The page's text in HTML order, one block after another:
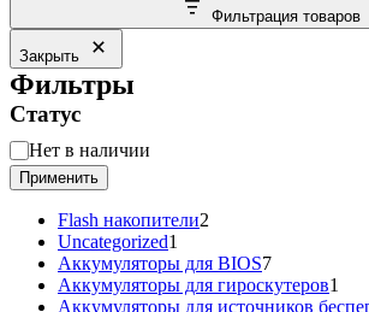
Фильтрация товаров
Закрыть
Фильтры
Статус
Статус
Нет в наличии
Применить
Flash накопители2
Uncategorized1
товар
Аккумуляторы для BIOS77
товаров
Аккумуляторы для гироскутеров1
Аккумуляторы для источников